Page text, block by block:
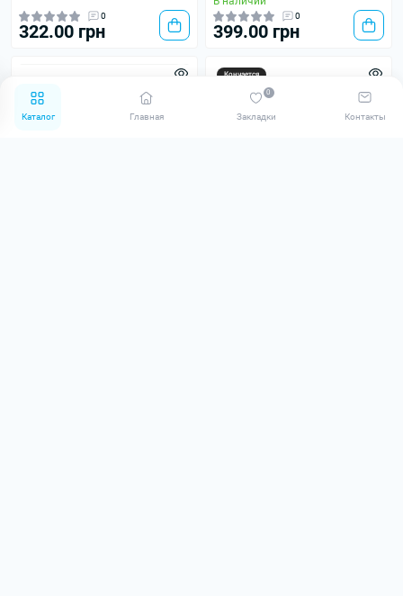
Каталог Главная Закладки
0
Контакты
0
322.00 грн
0
399.00 грн
Кончается